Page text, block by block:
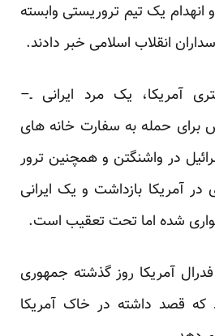
یک تیم تروریستی وابسته
انقلاب اسلامی خبر دادند.
آمریکا، یک مرد ایرانی ـ–
برای حمله به سفارت خانه های
در واشنگتن و همچنین ترور
آمریکا بازداشت و یک ایرانی
شده اما تحت تعقیب است.
آمریکا روز گذشته جمهوری
که قصد داشته در خاک آمریکا